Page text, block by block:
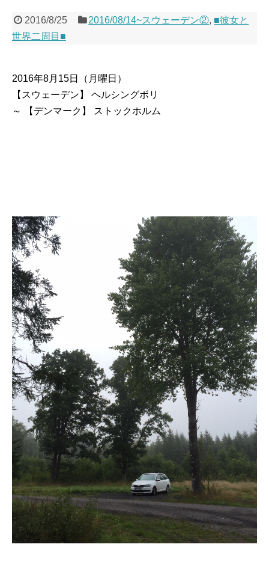
2016/8/25 2016/08/14~スウェーデン②, ■彼女と
世界二周目■
2016年8月15日（月曜日）
【スウェーデン】 ヘルシングボリ
～ 【デンマーク】 ストックホルム